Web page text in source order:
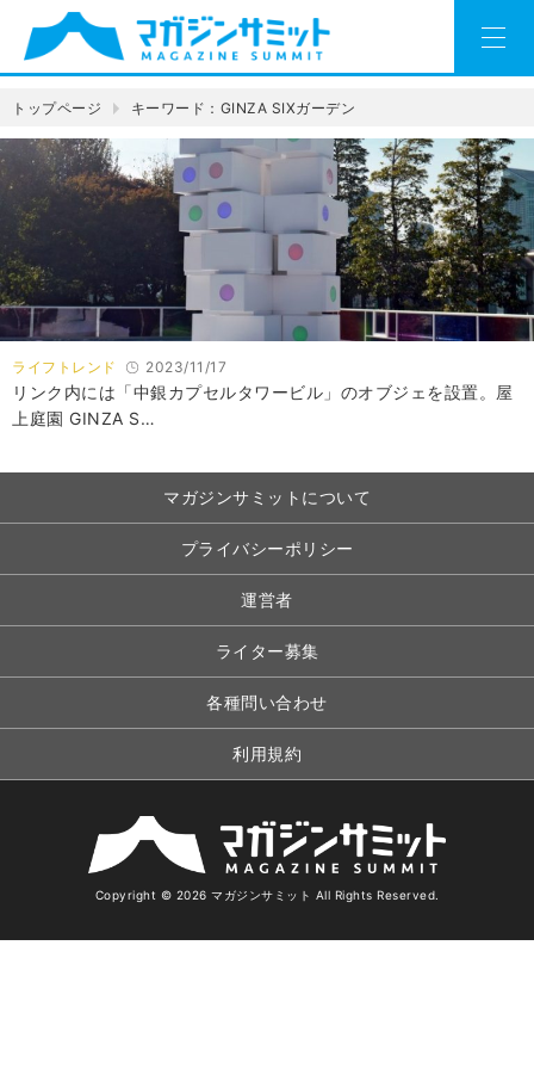
トップページ キーワード：GINZA SIXガーデン
ライフトレンド 2023/11/17
リンク内には「中銀カプセルタワービル」のオブジェを設置。屋
上庭園 GINZA S…
マガジンサミットについて
プライバシーポリシー
運営者
ライター募集
各種問い合わせ
利用規約
Copyright © 2026 マガジンサミット All Rights Reserved.